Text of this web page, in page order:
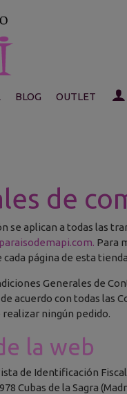
BLOG OUTLET
de
se aplican a todas las
Para
página de esta
Generales de
acuerdo con todas las
ningún pedido.
la web
de Identificación
Cubas de la Sagra